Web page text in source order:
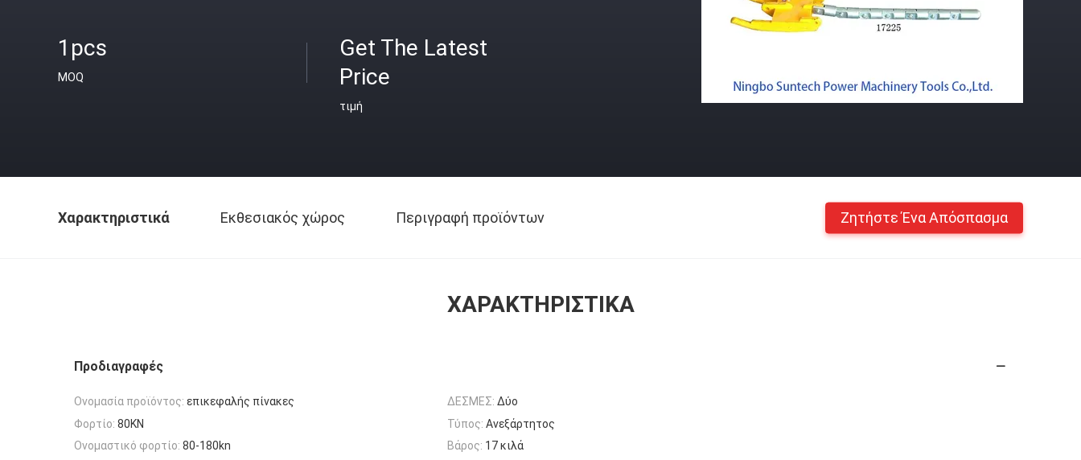
1pcs
MOQ
Get The Latest
Price
τιμή
Χαρακτηριστικά Εκθεσιακός χώρος Περιγραφή προϊόντων Ζητήστε Ένα Απόσπασμα
ΧΑΡΑΚΤΗΡΙΣΤΙΚΆ
Προδιαγραφές
Ονομασία προϊόντος: επικεφαλής πίνακες ΔΕΣΜΕΣ: Δύο
Φορτίο: 80KN Τύπος: Ανεξάρτητος
Ονομαστικό φορτίο: 80-180kn Βάρος: 17 κιλά